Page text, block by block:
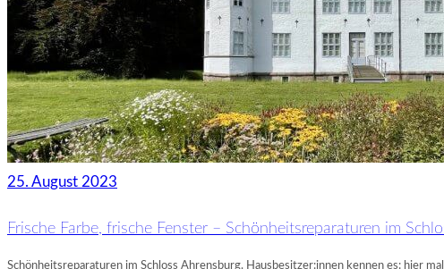
25. August 2023
Frische Farbe, frische Fenster – Schönheitsreparaturen im
Schönheitsreparaturen im Schloss Ahrensburg. Hausbesitzer:innen kennen es: hier